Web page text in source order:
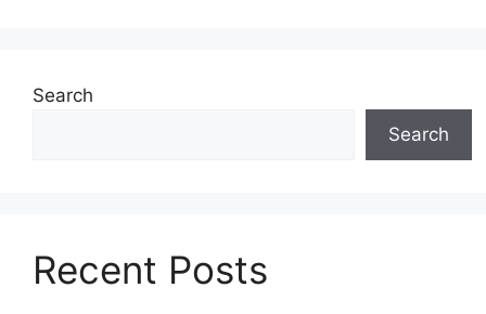
Search
Search
Recent Posts